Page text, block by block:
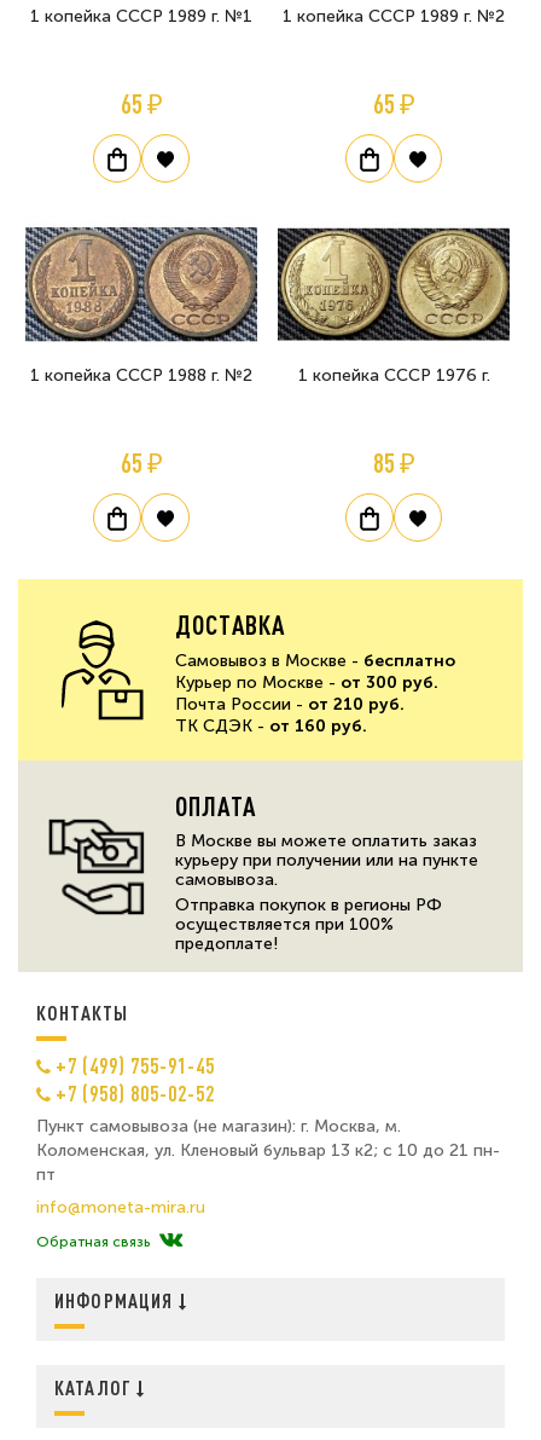
1 копейка СССР 1989 г. №1
65 ₽
1 копейка СССР 1989 г. №2
65 ₽
1 копейка СССР 1988 г. №2
65 ₽
1 копейка СССР 1976 г.
85 ₽
ДОСТАВКА
Самовывоз в Москве - бесплатно
Курьер по Москве - от 300 руб.
Почта России - от 210 руб.
ТК СДЭК - от 160 руб.
ОПЛАТА
В Москве вы можете оплатить заказ
курьеру при получении или на пункте
самовывоза.
Отправка покупок в регионы РФ
осуществляется при 100%
предоплате!
КОНТАКТЫ
+7 (499) 755-91-45
+7 (958) 805-02-52
Пункт самовывоза (не магазин): г. Москва, м.
Коломенская, ул. Кленовый бульвар 13 к2; с 10 до 21 пн-
пт
info@moneta-mira.ru
Обратная связь
ИНФОРМАЦИЯ
КАТАЛОГ